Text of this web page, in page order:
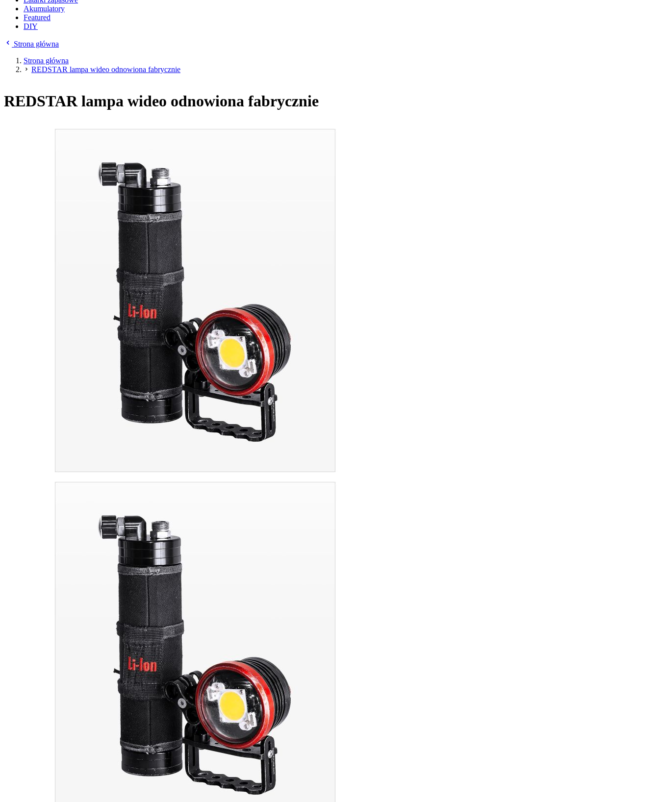
Akumulatory
Featured
DIY
Strona główna
Strona główna
REDSTAR lampa wideo odnowiona fabrycznie
REDSTAR lampa wideo odnowiona fabrycznie